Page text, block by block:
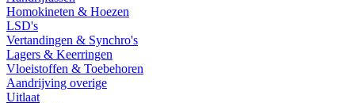
Homokineten & Hoezen
LSD's
Vertandingen & Synchro's
Lagers & Keerringen
Vloeistoffen & Toebehoren
Aandrijving overige
Uitlaat